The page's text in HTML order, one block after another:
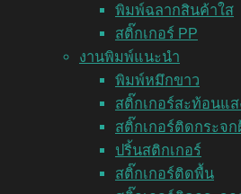
พิมพ์ฉลากสินค้าใส
สติ๊กเกอร์ PP
งานพิมพ์แนะนำ
พิมพ์หมึกขาว
สติ๊กเกอร์สะท้อนแส
สติ๊กเกอร์ติดกระจก
ปริ้นสติกเกอร์
สติ๊กเกอร์ติดพื้น